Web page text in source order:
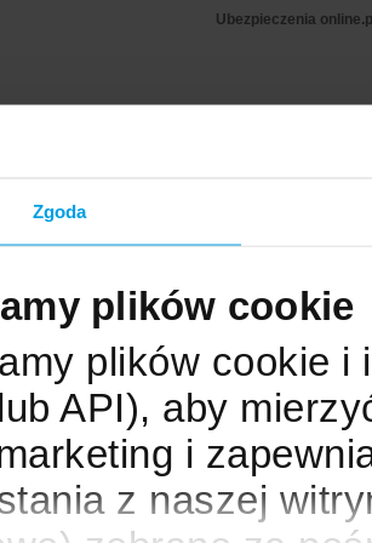
Zgoda
plików cookie
plików cookie i
API), aby
i
z naszej
Ubezpieczenia